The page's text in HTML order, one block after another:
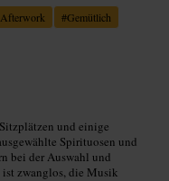
Afterwork #Gemütlich
und einige
Spirituosen und
bei der Auswahl und
zwanglos, die Musik